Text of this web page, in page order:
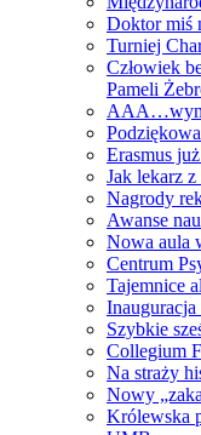
Doktor miś
Turniej
Człowiek
Pameli
Erasmus
Jak lekarz
Nagrody
Awanse
Nowa aula
Centrum
Tajemnice
Szybkie
Collegium
Na straży
Nowy
Królewska